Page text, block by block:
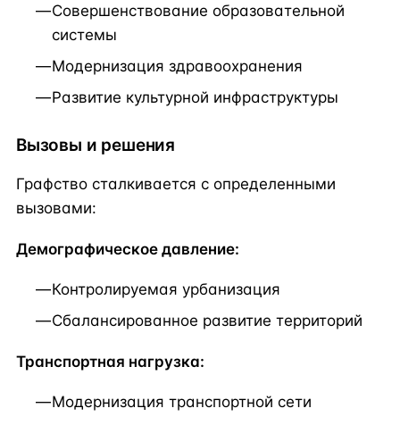
Совершенствование образовательной
системы
Модернизация здравоохранения
Развитие культурной инфраструктуры
Вызовы и решения
Графство сталкивается с определенными
вызовами:
Демографическое давление:
Контролируемая урбанизация
Сбалансированное развитие территорий
Транспортная нагрузка:
Модернизация транспортной сети